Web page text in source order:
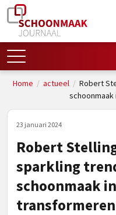
Home / actueel/ Robert
23 januari 2024
Robert
sparkling
schoonmaak
transformeren